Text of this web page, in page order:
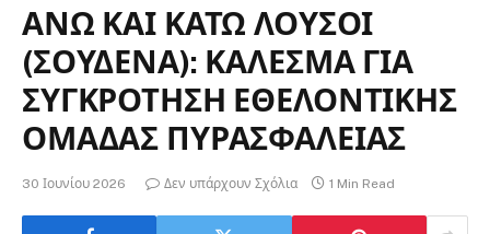
ΑΝΩ ΚΑΙ ΚΑΤΩ ΛΟΥΣΟΙ
(ΣΟΥΔΕΝΑ): ΚΑΛΕΣΜΑ ΓΙΑ
ΣΥΓΚΡΟΤΗΣΗ ΕΘΕΛΟΝΤΙΚΗΣ
ΟΜΑΔΑΣ ΠΥΡΑΣΦΑΛΕΙΑΣ
30 Ιουνίου 2026 Δεν υπάρχουν Σχόλια 1 Min Read